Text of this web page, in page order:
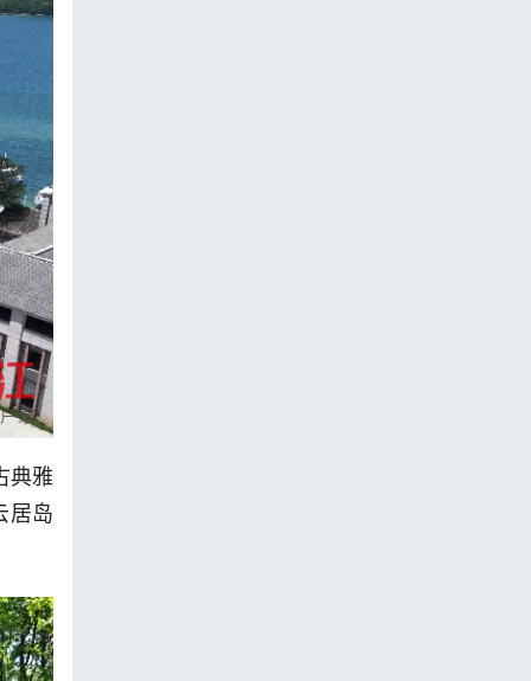
典雅
居岛